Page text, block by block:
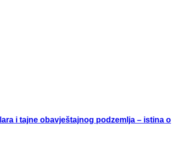
i tajne obavještajnog podzemlja – istina o